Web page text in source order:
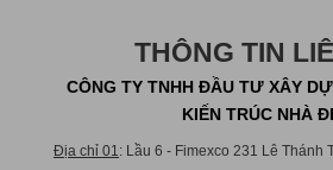
THÔNG TIN
CÔNG TY TNHH ĐẦU TƯ XÂY
KIẾN TRÚC NHÀ
Địa chỉ 01: Lầu 6 - Fimexco 231 Lê Thánh